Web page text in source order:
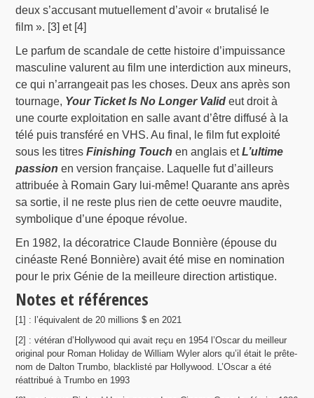
deux s’accusant mutuellement d’avoir « brutalisé le
film ». [3] et [4]
Le parfum de scandale de cette histoire d’impuissance
masculine valurent au film une interdiction aux mineurs,
ce qui n’arrangeait pas les choses. Deux ans après son
tournage, Your Ticket Is No Longer Valid eut droit à
une courte exploitation en salle avant d’être diffusé à la
télé puis transféré en VHS. Au final, le film fut exploité
sous les titresFinishing Touch en anglais etL’ultime
passion en version française. Laquelle fut d’ailleurs
attribuée à Romain Gary lui-même! Quarante ans après
sa sortie, il ne reste plus rien de cette oeuvre maudite,
symbolique d’une époque révolue.
En 1982, la décoratrice Claude Bonnière (épouse du
cinéaste René Bonnière) avait été mise en nomination
pour le prix Génie de la meilleure direction artistique.
Notes et références
[1] : l’équivalent de 20 millions $ en 2021
[2] : vétéran d’Hollywood qui avait reçu en 1954 l’Oscar du meilleur
original pour Roman Holiday de William Wyler alors qu’il était le prête-
nom de Dalton Trumbo, blacklisté par Hollywood. L’Oscar a été
réattribué à Trumbo en 1993